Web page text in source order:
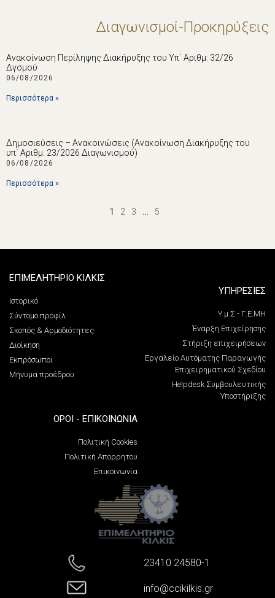
Διαγωνισμοί-Προκηρύξεις
Ανακοίνωση Περίληψης Διακήρυξης του Υπ΄ Αριθμ: 32/26
Δγσμού
06/08/2026
Περισσότερα »
Δημοσιεύσεις – Ανακοινώσεις (Ανακοίνωση Διακήρυξης του
υπ΄ Αριθμ. 23/2026 Διαγωνισμού)
06/08/2026
Περισσότερα »
1 2 3 … 5
ΕΠΙΜΕΛΗΤΗΡΙΟ ΚΙΛΚΙΣ
Ιστορικό
Σύντομο προφίλ
Σκοπός & Αρμοδιότητες
Διοίκηση
Εκπρόσωποι
Μήνυμα προέδρου
ΥΠΗΡΕΣΙΕΣ
Υ.μ.Σ - Γ.Ε.ΜΗ
Έναρξη Επιχείρησης
Στήριξη επιχειρήσεων
Εργαλείο Αυτόματης Παραγωγής
Επιχειρηματικού Σχεδίου
Helpdesk Συμβουλευτικής
Υποστήριξης
ΌΡΟΙ - ΕΠΙΚΟΙΝΩΝΊΑ
Πολιτική Cookies
Πολιτική Απορρήτου
Επικοινωνία
23410 24580-1
info@ccikilkis.gr